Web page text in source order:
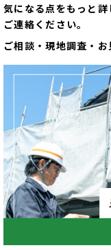
気になる点をもっと
ご連絡ください。
ご相談・現地調査・